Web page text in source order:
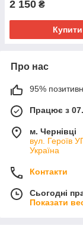
2 150 ₴
Купити
Про нас
95%
Працює з
м. Чернівці
вул. Героїв
Україна
Контакти
Сьогодні
Показати